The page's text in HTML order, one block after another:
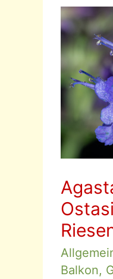
Balkon,